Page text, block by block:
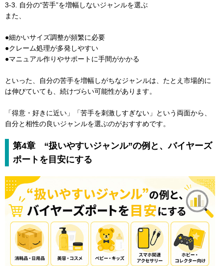
3-3. 自分の“苦手”を増幅しないジャンルを選ぶ
また、
●細かいサイズ調整が頻繁に必要
●クレーム処理が多発しやすい
●マニュアル作りやサポートに手間がかかる
といった、自分の苦手を増幅しがちなジャンルは、たとえ市場的に
は伸びていても、続けづらい可能性があります。
「得意・好きに近い」「苦手を刺激しすぎない」という両面から、
自分と相性の良いジャンルを選ぶのがおすすめです。
第4章 “扱いやすいジャンル”の例と、バイヤーズ
ポートを目安にする